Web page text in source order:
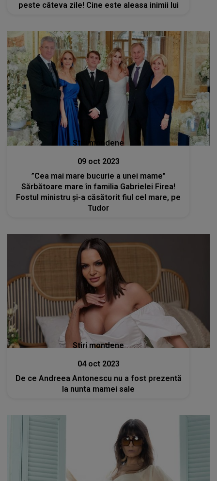
peste câteva zile! Cine este aleasa inimii lui
Stiri mondene
09 oct 2023
”Cea mai mare bucurie a unei mame”
Sărbătoare mare în familia Gabrielei Firea!
Fostul ministru și-a căsătorit fiul cel mare, pe
Tudor
Stiri mondene
04 oct 2023
De ce Andreea Antonescu nu a fost prezentă
la nunta mamei sale